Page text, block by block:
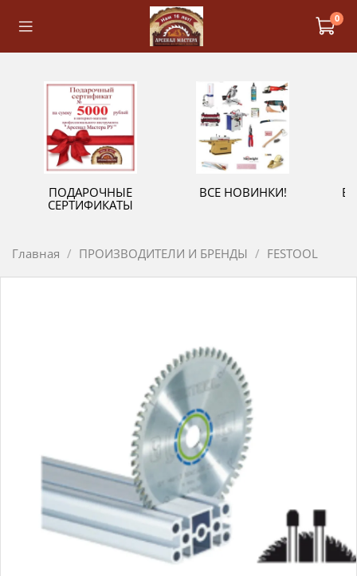
0
ПОДАРОЧНЫЕ
СЕРТИФИКАТЫ
ВСЕ НОВИНКИ!
Главная ПРОИЗВОДИТЕЛИ И БРЕНДЫ FESTOOL